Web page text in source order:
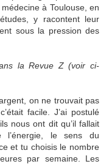
à Toulouse, en
y racontent leur
sous la pression des
la Revue Z (voir ci-
on ne trouvait pas
facile. J’ai postulé
nous ont dit qu’il fallait
l’énergie, le sens du
et tu choisis le nombre
par semaine. Les